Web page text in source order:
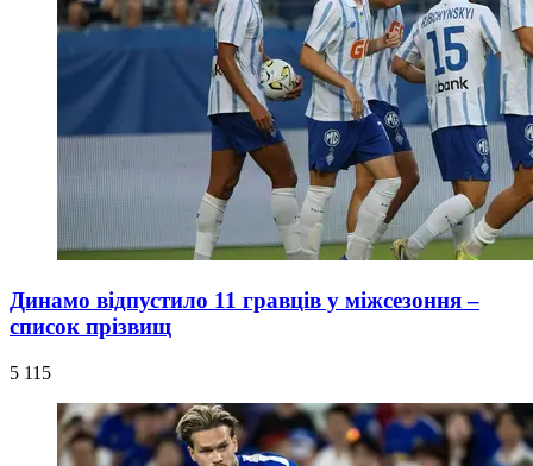
Динамо відпустило 11 гравців у міжсезоння –
список прізвищ
5 115